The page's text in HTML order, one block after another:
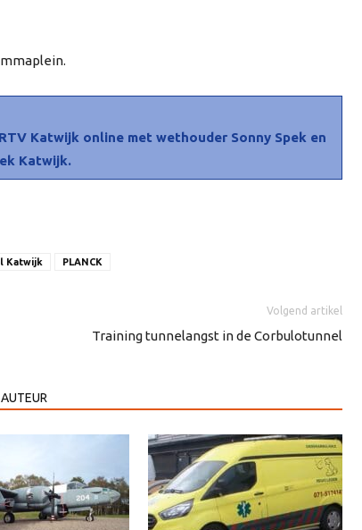
Katwijk online met wethouder Sonny Spek en
Katwijk.
Katwijk PLANCK
Volgend artikel
Training tunnelangst in de Corbulotunnel